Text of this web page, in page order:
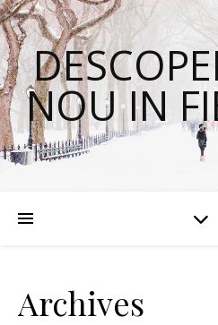
NOU IN
Archives